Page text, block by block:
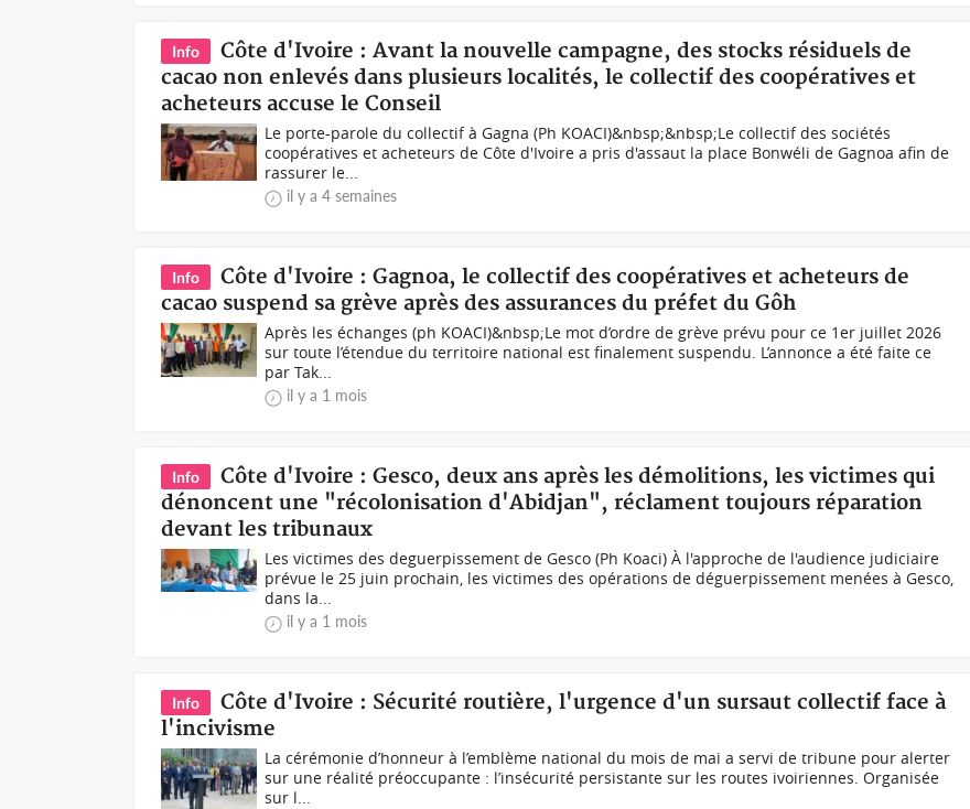
Info
Côte d'Ivoire : Avant la nouvelle campagne, des stocks résiduels de
cacao non enlevés dans plusieurs localités, le collectif des coopératives et
acheteurs accuse le Conseil
Le porte-parole du collectif à Gagna (Ph KOACI)&nbsp;&nbsp;Le collectif des sociétés
coopératives et acheteurs de Côte d'Ivoire a pris d'assaut la place Bonwéli de Gagnoa afin de
rassurer le...
il y a 4 semaines
Info
Côte d'Ivoire : Gagnoa, le collectif des coopératives et acheteurs de
cacao suspend sa grève après des assurances du préfet du Gôh
Après les échanges (ph KOACI)&nbsp;Le mot d’ordre de grève prévu pour ce 1er juillet 2026
sur toute l’étendue du territoire national est finalement suspendu. L’annonce a été faite ce
par Tak...
il y a 1 mois
Info
Côte d'Ivoire : Gesco, deux ans après les démolitions, les victimes qui
dénoncent une "récolonisation d'Abidjan", réclament toujours réparation
devant les tribunaux
Les victimes des deguerpissement de Gesco (Ph Koaci) À l'approche de l'audience judiciaire
prévue le 25 juin prochain, les victimes des opérations de déguerpissement menées à Gesco,
dans la...
il y a 1 mois
Info
Côte d'Ivoire : Sécurité routière, l'urgence d'un sursaut collectif face à
l'incivisme
La cérémonie d’honneur à l’emblème national du mois de mai a servi de tribune pour alerter
sur une réalité préoccupante : l’insécurité persistante sur les routes ivoiriennes. Organisée
sur l...